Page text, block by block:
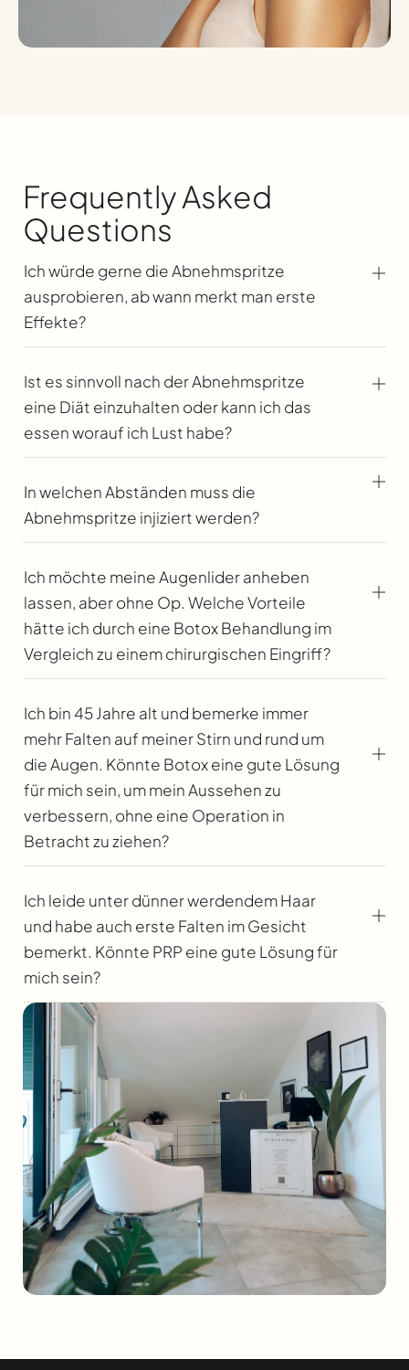
Frequently Asked
Questions
Ich würde gerne die Abnehmspritze
ausprobieren, ab wann merkt man erste
Effekte?
Ist es sinnvoll nach der Abnehmspritze
eine Diät einzuhalten oder kann ich das
essen worauf ich Lust habe?
In welchen Abständen muss die
Abnehmspritze injiziert werden?
Ich möchte meine Augenlider anheben
lassen, aber ohne Op. Welche Vorteile
hätte ich durch eine Botox Behandlung im
Vergleich zu einem chirurgischen Eingriff?
Ich bin 45 Jahre alt und bemerke immer
mehr Falten auf meiner Stirn und rund um
die Augen. Könnte Botox eine gute Lösung
für mich sein, um mein Aussehen zu
verbessern, ohne eine Operation in
Betracht zu ziehen?
Ich leide unter dünner werdendem Haar
und habe auch erste Falten im Gesicht
bemerkt. Könnte PRP eine gute Lösung für
mich sein?